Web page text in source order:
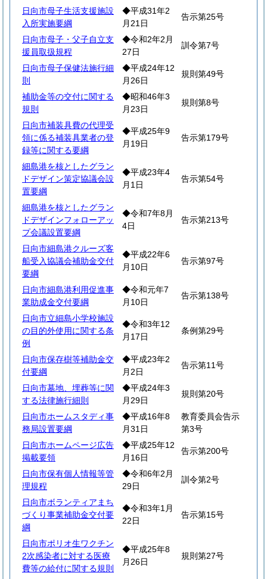
日向市母子生活支援施設
入所実施要綱
◆平成31年2
月21日
告示第25号
日向市母子・父子自立支
援員取扱規程
◆令和2年2月
27日
訓令第7号
日向市母子保健法施行細
則
◆平成24年12
月26日
規則第49号
補助金等の交付に関する
規則
◆昭和46年3
月23日
規則第8号
日向市補装具費の代理受
領に係る補装具業者の登
録等に関する要綱
◆平成25年9
月19日
告示第179号
細島港を核としたグラン
ドデザイン策定協議会設
置要綱
◆平成23年4
月1日
告示第54号
細島港を核としたグラン
ドデザインフォローアッ
プ会議設置要綱
◆令和7年8月
4日
告示第213号
日向市細島港クルーズ客
船受入協議会補助金交付
要綱
◆平成22年6
月10日
告示第97号
日向市細島港利用促進事
業助成金交付要綱
◆令和元年7
月10日
告示第138号
日向市立細島小学校施設
の目的外使用に関する条
例
◆令和3年12
月17日
条例第29号
日向市保存樹等補助金交
付要綱
◆平成23年2
月2日
告示第11号
日向市墓地、埋葬等に関
する法律施行細則
◆平成24年3
月29日
規則第20号
日向市ホームスタディ事
務局設置要綱
◆平成16年8
月31日
教育委員会告示
第3号
日向市ホームページ広告
掲載要領
◆平成25年12
月16日
告示第200号
日向市保有個人情報等管
理規程
◆令和6年2月
29日
訓令第2号
日向市ボランティアまち
づくり事業補助金交付要
綱
◆令和3年1月
22日
告示第15号
日向市ポリオ生ワクチン
2次感染者に対する医療
費等の給付に関する規則
◆平成25年8
月26日
規則第27号